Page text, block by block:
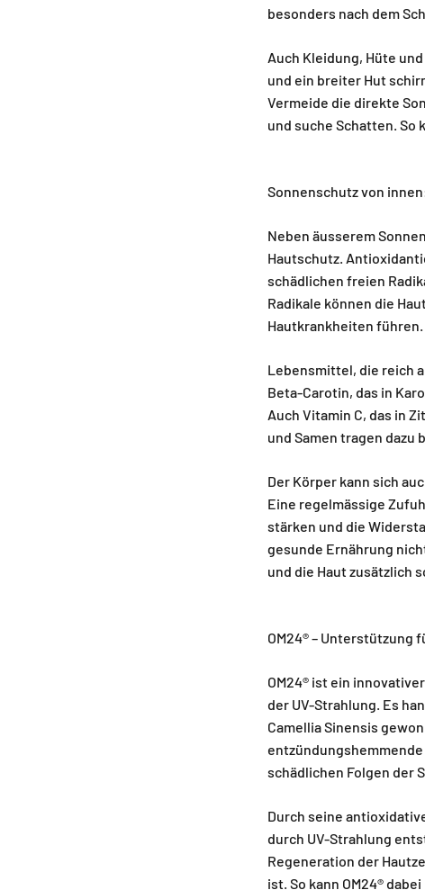
besonders nach dem
Auch Kleidung, Hüte
und ein breiter Hut
Vermeide die direkte
und suche Schatten. So
Sonnenschutz von
Neben äusserem
Hautschutz.
schädlichen freien
Radikale können die
Hautkrankheiten führen.
Lebensmittel, die reich
Beta-Carotin, das in
Auch Vitamin C, das in
und Samen tragen dazu
Der Körper kann sich
Eine regelmässige
stärken und die
gesunde Ernährung
und die Haut zusätzlich
OM24® – Unterstützung
OM24® ist ein
der UV-Strahlung. Es
Camellia Sinensis
schädlichen Folgen der
Durch seine
durch UV-Strahlung
Regeneration der
ist. So kann OM24®